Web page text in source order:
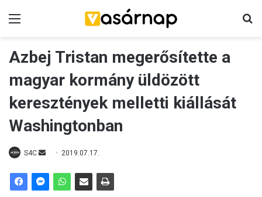
Azbej Tristan megerősítette a
magyar kormány üldözött
keresztények melletti kiállását
Washingtonban
S4C 2019.07.17.